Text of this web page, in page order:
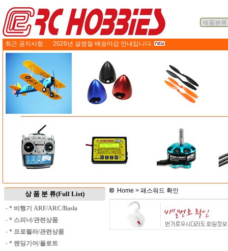
최근 공지사항 : 2026년 설명절 배송마감 안내입니다.
상 품 분 류(Full List)
· * 비행기 ARF/ARC/Basla
· * 스피너/관련상품
· * 프로펠라/관련상품
· * 랜딩기어/플로트
Home > 패스워드 확인